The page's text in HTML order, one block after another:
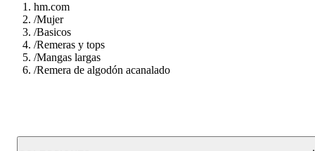
hm.com
/Mujer
/Basicos
/Remeras y tops
/Mangas largas
/Remera de algodón acanalado